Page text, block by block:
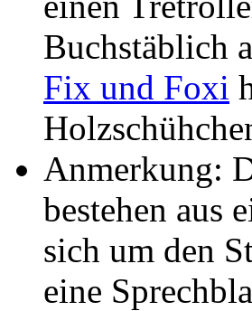
Buchstäblich
Fix und Foxi
Anmerkung:
bestehen aus
sich um den
eine